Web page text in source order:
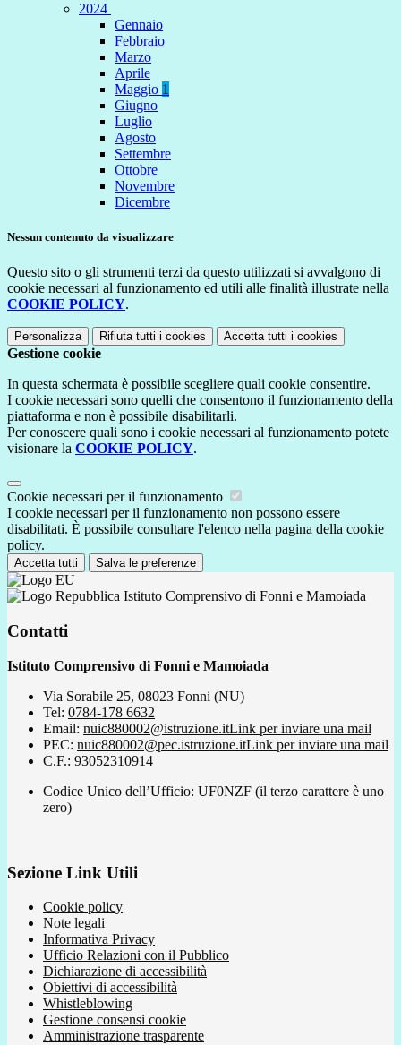
2024
Gennaio
Febbraio
Marzo
Aprile
Maggio 1
Giugno
Luglio
Agosto
Settembre
Ottobre
Novembre
Dicembre
Nessun contenuto da visualizzare
Questo sito o gli strumenti terzi da questo utilizzati si avvalgono di
cookie necessari al funzionamento ed utili alle finalità illustrate nella
COOKIE POLICY.
Personalizza Rifiuta tutti i cookies Accetta tutti i cookies
Gestione cookie
In questa schermata è possibile scegliere quali cookie consentire.
I cookie necessari sono quelli che consentono il funzionamento della
piattaforma e non è possibile disabilitarli.
Per conoscere quali sono i cookie necessari al funzionamento potete
visionare la COOKIE POLICY.
Cookie necessari per il funzionamento
I cookie necessari per il funzionamento non possono essere
disabilitati. È possibile consultare l'elenco nella pagina della cookie
policy.
Accetta tutti Salva le preferenze
Istituto Comprensivo di Fonni e Mamoiada
Contatti
Istituto Comprensivo di Fonni e Mamoiada
Via Sorabile 25, 08023 Fonni (NU)
Tel: 0784-178 6632
Email: nuic880002@istruzione.itLink per inviare una mail
PEC: nuic880002@pec.istruzione.itLink per inviare una mail
C.F.: 93052310914
Codice Unico dell’Ufficio: UF0NZF (il terzo carattere è uno
zero)
Sezione Link Utili
Cookie policy
Note legali
Informativa Privacy
Ufficio Relazioni con il Pubblico
Dichiarazione di accessibilità
Obiettivi di accessibilità
Whistleblowing
Gestione consensi cookie
Amministrazione trasparente